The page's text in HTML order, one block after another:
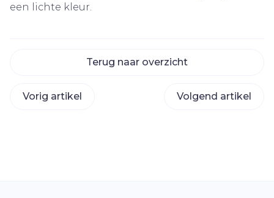
een lichte kleur.
Terug naar overzicht
Vorig artikel Volgend artikel